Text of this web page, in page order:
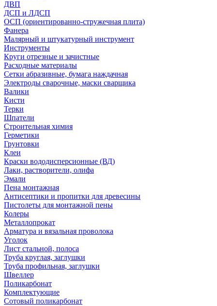
ДВП
ДСП и ЛДСП
ОСП (ориентированно-стружечная плита)
Фанера
Малярный и штукатурный инструмент
Инструменты
Круги отрезные и зачистные
Расходные материалы
Сетки абразивные, бумага наждачная
Электроды сварочные, маски сварщика
Валики
Кисти
Терки
Шпатели
Строительная химия
Герметики
Грунтовки
Клеи
Краски вододисперсионные (ВД)
Лаки, растворители, олифа
Эмали
Пена монтажная
Антисептики и пропитки для древесины
Пистолеты для монтажной пены
Колеры
Металлопрокат
Арматура и вязальная проволока
Уголок
Лист стальной, полоса
Труба круглая, заглушки
Труба профильная, заглушки
Швеллер
Поликарбонат
Комплектующие
Сотовый поликарбонат